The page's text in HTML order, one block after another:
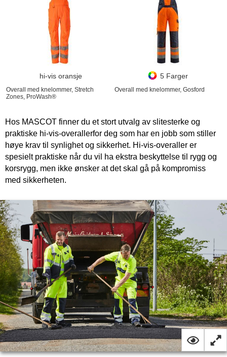
hi-vis oransje
Overall med knelommer, Stretch
Zones, ProWash®
5 Farger
Overall med knelommer, Gosford
Hos MASCOT finner du et stort utvalg av slitesterke og
praktiske hi-vis-overallerfor deg som har en jobb som stiller
høye krav til synlighet og sikkerhet. Hi-vis-overaller er
spesielt praktiske når du vil ha ekstra beskyttelse til rygg og
korsrygg, men ikke ønsker at det skal gå på kompromiss
med sikkerheten.